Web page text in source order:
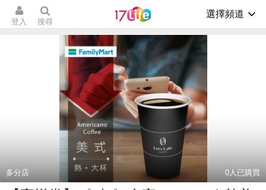
登入 搜尋
選擇頻道
多分店 0人已購買